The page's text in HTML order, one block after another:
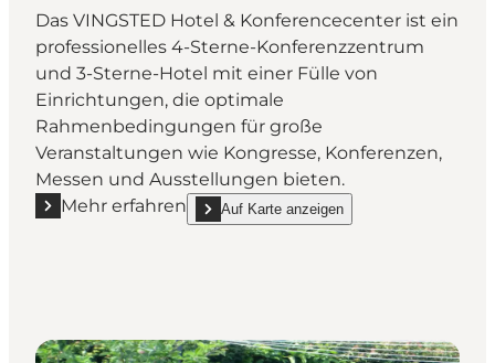
Das VINGSTED Hotel & Konferencecenter ist ein
professionelles 4-Sterne-Konferenzzentrum
und 3-Sterne-Hotel mit einer Fülle von
Einrichtungen, die optimale
Rahmenbedingungen für große
Veranstaltungen wie Kongresse, Konferenzen,
Messen und Ausstellungen bieten.
Mehr erfahren
Mehr erfahren "VINGSTED hotel &
Auf Karte anzeigen
show VINGSTED hotel & konferencecenter